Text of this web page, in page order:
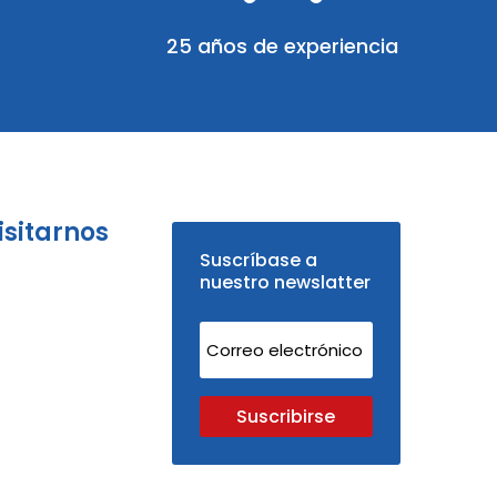
25 años de experiencia
Suscríbase a
nuestro newslatter
Suscribirse